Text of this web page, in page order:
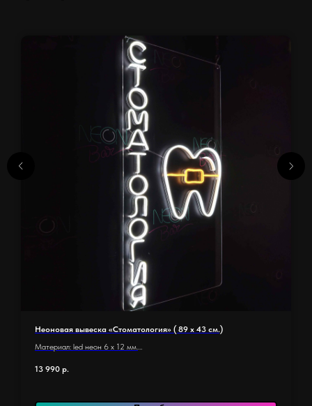
Неоновая вывеска «Стоматология» ( 89 х 43 см.)
Материал: led неон 6 x 12 мм.
Размер основания 89 х 43 см
13 990 р.